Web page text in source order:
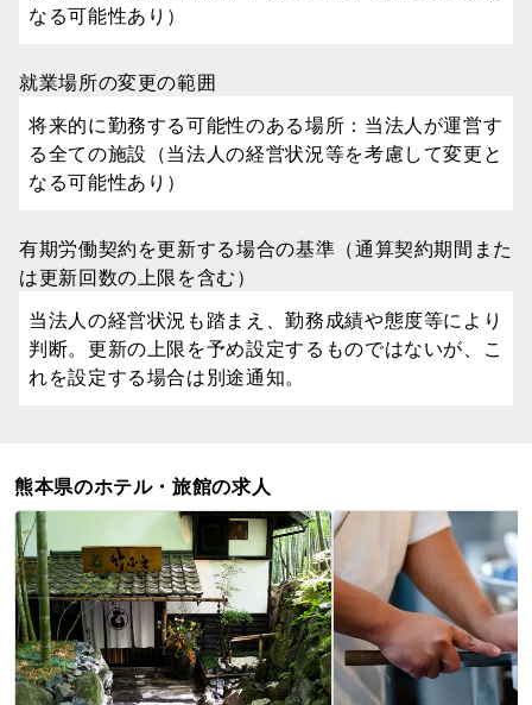
なる可能性あり）
就業場所の変更の範囲
将来的に勤務する可能性のある場所：当法人が運営す
る全ての施設（当法人の経営状況等を考慮して変更と
なる可能性あり）
有期労働契約を更新する場合の基準（通算契約期間また
は更新回数の上限を含む）
当法人の経営状況も踏まえ、勤務成績や態度等により
判断。更新の上限を予め設定するものではないが、こ
れを設定する場合は別途通知。
熊本県のホテル・旅館の求人